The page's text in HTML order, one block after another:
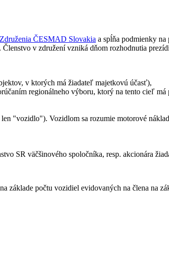
ČESMAD Slovakia a spĺňa podmienky
v združení vzniká dňom rozhodnutia
v ktorých má žiadateľ majetkovú účasť),
regionálneho výboru, ktorý na tento cieľ
"vozidlo"). Vozidlom sa rozumie motorové
SR väčšinového spoločníka, resp. akcionára
základe počtu vozidiel evidovaných na člena na